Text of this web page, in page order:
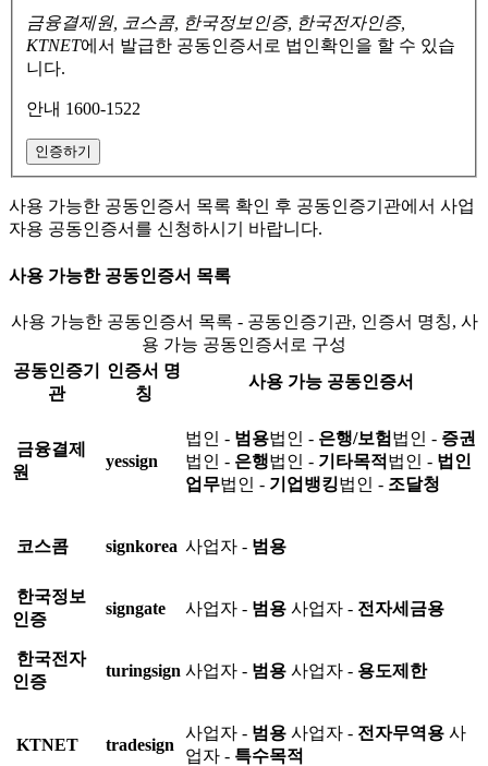
금융결제원, 코스콤, 한국정보인증, 한국전자인증,
KTNET에서 발급한 공동인증서로 법인확인을 할 수 있습
니다.
안내 1600-1522
인증하기
사용 가능한 공동인증서 목록 확인 후 공동인증기관에서 사업
자용 공동인증서를 신청하시기 바랍니다.
사용 가능한 공동인증서 목록
사용 가능한 공동인증서 목록 - 공동인증기관, 인증서 명칭, 사
용 가능 공동인증서로 구성
공동인증기
관
인증서 명
칭
사용 가능 공동인증서
금융결제
원
yessign
법인 - 범용법인 - 은행/보험 법인 - 증권
법인 - 은행법인 - 기타목적 법인 - 법인
업무법인 - 기업뱅킹법인 - 조달청
코스콤 signkorea 사업자 - 범용
한국정보
인증
signgate 사업자 - 범용 사업자 - 전자세금용
한국전자
인증
turingsign 사업자 - 범용 사업자 - 용도제한
KTNET tradesign
사업자 - 범용 사업자 - 전자무역용 사
업자 - 특수목적